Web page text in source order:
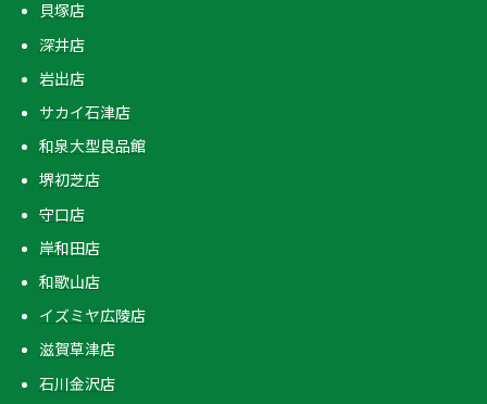
貝塚店
深井店
岩出店
サカイ石津店
和泉大型良品館
堺初芝店
守口店
岸和田店
和歌山店
イズミヤ広陵店
滋賀草津店
石川金沢店